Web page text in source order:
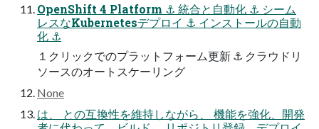
OpenShift 4 Platform ⚓️ 統合と自動化 ⚓️ シーム
レスなKubernetesデプロイ ⚓️ インストールの自動
化 ⚓️
１クリックでのプラットフォーム更新 ⚓️ クラウドリ
ソースのオートスケーリング
None
は、 との互換性を維持しながら、 機能を強化、開発